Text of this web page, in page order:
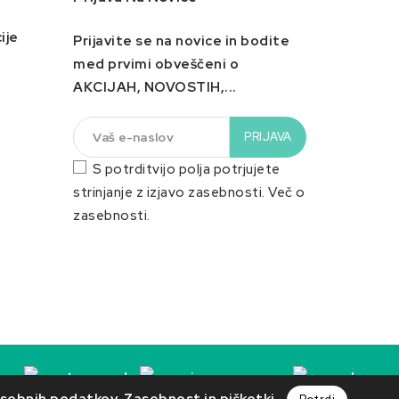
Prijavite se na novice in bodite
med prvimi obveščeni o
AKCIJAH, NOVOSTIH,...
S potrditvijo polja potrjujete
strinjanje z izjavo zasebnosti.Več o
zasebnosti.